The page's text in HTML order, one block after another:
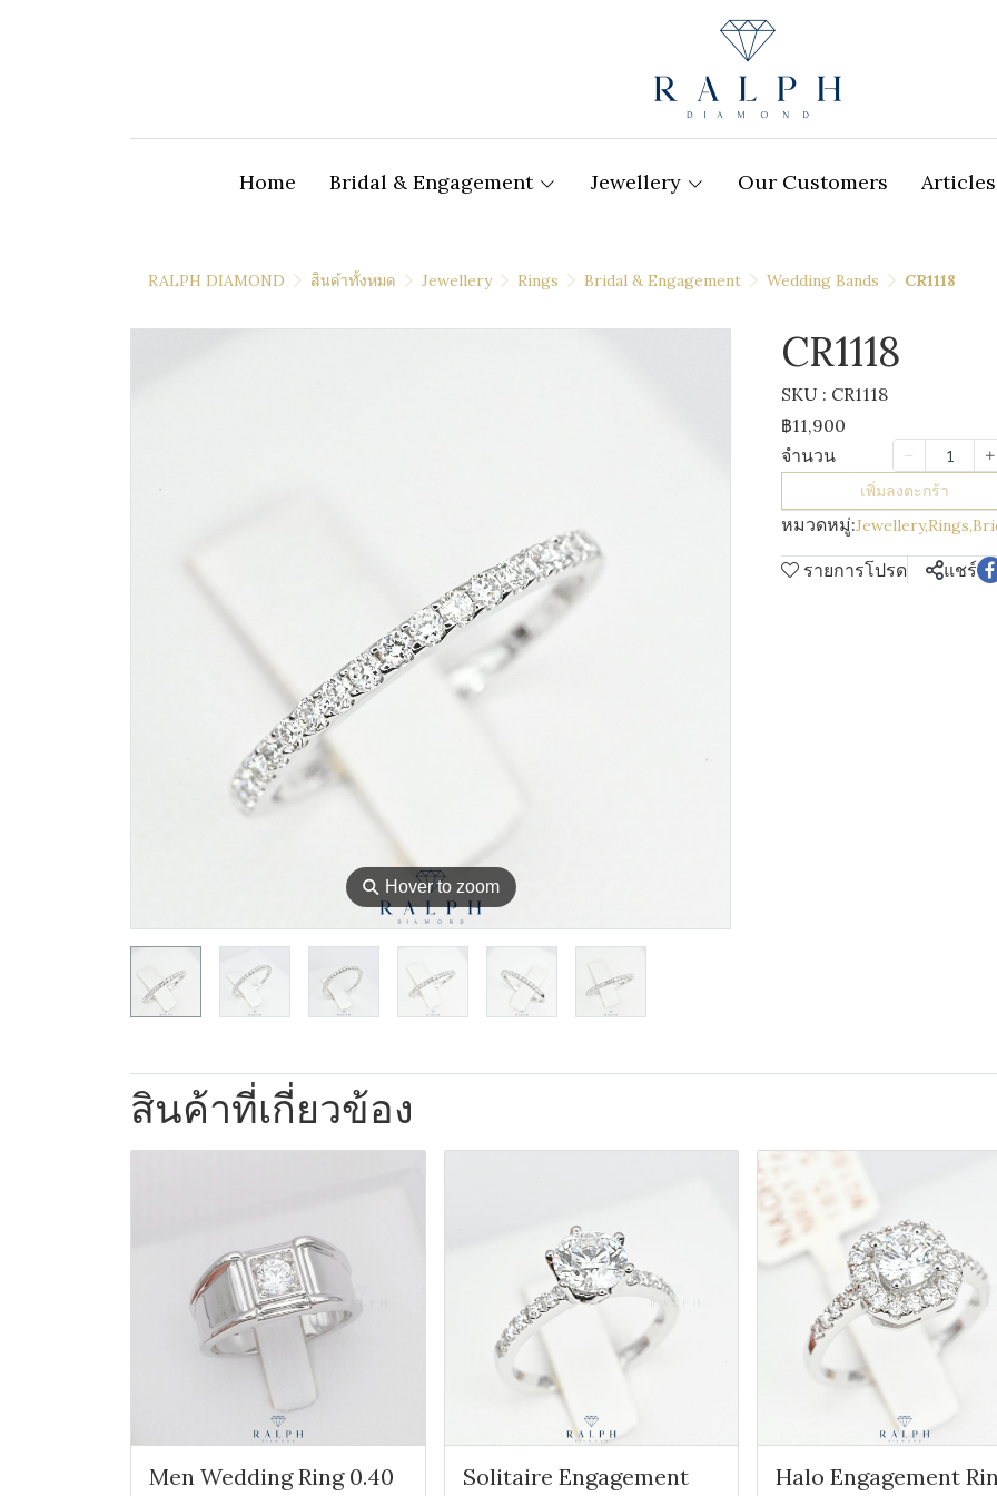
Home Bridal & Engagement Jewellery Our Customers Articles
RALPH DIAMOND สินค้าทั้งหมด Jewellery Rings Bridal & Engagement Wedding Bands CR1118
⚲ Hover to zoom
CR1118
SKU : CR1118
฿11,900
จำนวน
เพิ่มลงตะกร้า
หมวดหมู่:Jewellery,Rings,
รายการโปรด แชร์
สินค้าที่เกี่ยวข้อง
Men Wedding Ring 0.40
Solitaire Engagement
Halo Engagement